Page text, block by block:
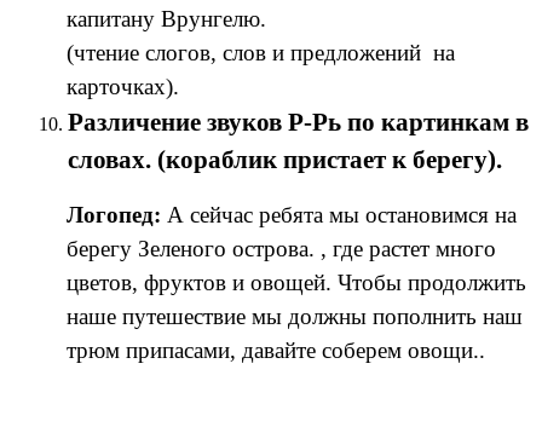
капитану Врунгелю.
(чтение слогов, слов и предложений на
карточках).
Различение звуков Р-Рь по картинкам в
словах. (кораблик пристает к берегу).
Логопед: А сейчас ребята мы остановимся на
берегу Зеленого острова. , где растет много
цветов, фруктов и овощей. Чтобы продолжить
наше путешествие мы должны пополнить наш
трюм припасами, давайте соберем овощи..